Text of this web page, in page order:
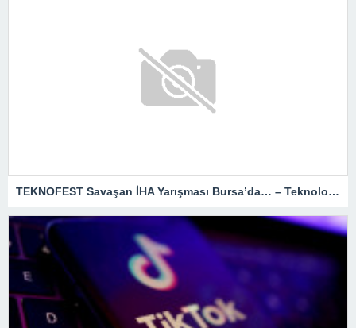
TEKNOFEST Savaşan İHA Yarışması Bursa’da… – Teknoloji Haberleri